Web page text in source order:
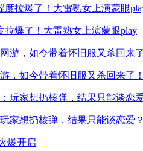
爆了！大雷熟女上演蒙眼play
，如今带着怀旧服又杀回来了！
家想扔核弹，结果只能谈恋爱？